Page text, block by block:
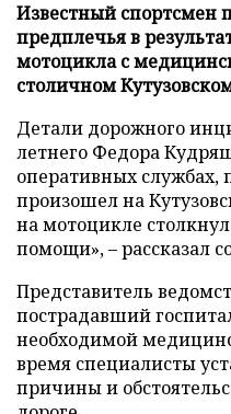
Известный спортсмен
предплечья в
мотоцикла с
столичном
Детали дорожного
летнего Федора
оперативных службах,
произошел на
на мотоцикле
помощи», – рассказал
Представитель
пострадавший
необходимой
время специалисты
причины и